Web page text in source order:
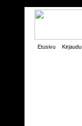
Etusivu Kirjaudu